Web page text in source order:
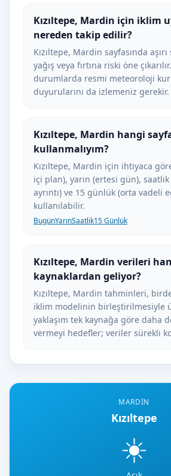
MARDIN
Kızıltepe
☀️
Kızıltepe, Mardin için iklim
nereden takip edilir?
Kızıltepe, Mardin sayfasında aşırı
yağış veya fırtına riski öne
durumlarda resmi meteoroloji
duyurularını da izlemeniz gerekir.
Kızıltepe, Mardin hangi
kullanmalıyım?
Kızıltepe, Mardin için ihtiyaca
içi plan), yarın (ertesi gün), saatlik
ayrıntı) ve 15 günlük (orta vadeli
kullanılabilir.
BugünYarınSaatlik15 Günlük
Kızıltepe, Mardin verileri
kaynaklardan geliyor?
Kızıltepe, Mardin tahminleri,
iklim modelinin birleştirilmesiyle
yaklaşım tek kaynağa göre daha
vermeyi hedefler; veriler sürekli